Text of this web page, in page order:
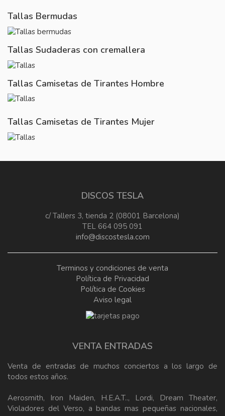
Tallas Bermudas
Tallas Sudaderas con cremallera
Tallas Camisetas de Tirantes Hombre
Tallas Camisetas de Tirantes Mujer
DISCOS TESLA
c/ Tallers 3, tienda 2 (08001 Barcelona)
TEL 664 095 091
info@discostesla.com
Terminos y condiciones de venta
Política de Privacidad
Política de Cookies
Aviso legal
VENTA ENTRADAS
Venta de entradas de muchos conciertos a los largo de
todos estos años.
Aerosmith, Iron Maiden, H.E.A.T.., Lordi, Dream Theater,
Violadores del Verso, a bandas mas pequeñas nacionales,